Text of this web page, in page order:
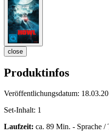
close
Produktinfos
Veröffentlichungsdatum:
Set-Inhalt: 1
Laufzeit: ca. 89 Min. - Sprache